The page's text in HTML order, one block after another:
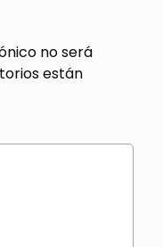
no será
están